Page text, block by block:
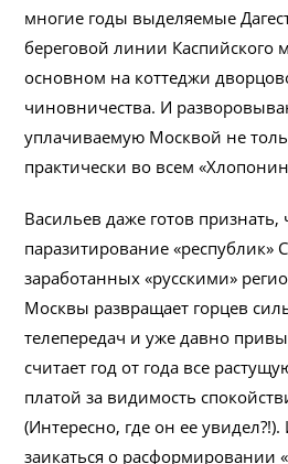
многие годы выделяемые
береговой линии Каспийского
основном на коттеджи
чиновничества. И
уплачиваемую Москвой не
практически во всем
Васильев даже готов признать,
паразитирование «республик»
заработанных «русскими»
Москвы развращает горцев
телепередач и уже давно
считает год от года все
платой за видимость
(Интересно, где он ее
заикаться о расформировании